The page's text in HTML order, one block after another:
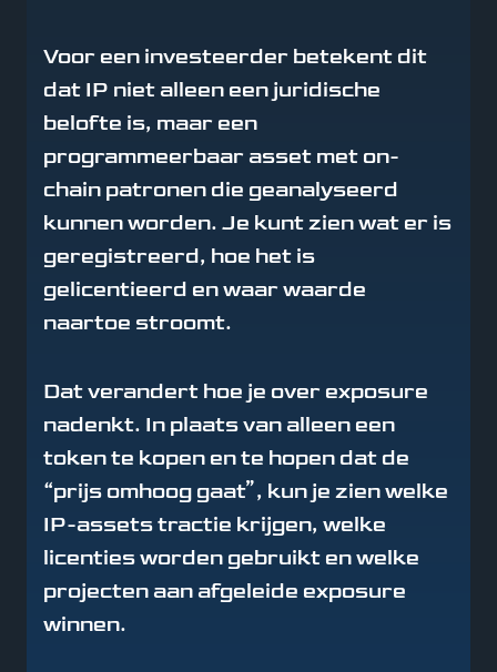
Voor een investeerder betekent dit
dat IP niet alleen een juridische
belofte is, maar een
programmeerbaar asset met on-
chain patronen die geanalyseerd
kunnen worden. Je kunt zien wat er is
geregistreerd, hoe het is
gelicentieerd en waar waarde
naartoe stroomt.
Dat verandert hoe je over exposure
nadenkt. In plaats van alleen een
token te kopen en te hopen dat de
“prijs omhoog gaat”, kun je zien welke
IP-assets tractie krijgen, welke
licenties worden gebruikt en welke
projecten aan afgeleide exposure
winnen.